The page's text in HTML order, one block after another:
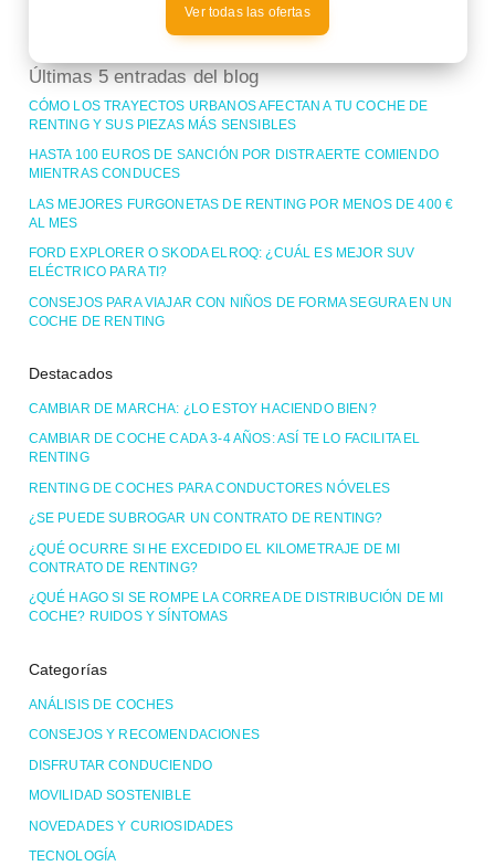
Ver todas las ofertas
Últimas 5 entradas del blog
CÓMO LOS TRAYECTOS URBANOS AFECTAN A TU COCHE DE
RENTING Y SUS PIEZAS MÁS SENSIBLES
HASTA 100 EUROS DE SANCIÓN POR DISTRAERTE COMIENDO
MIENTRAS CONDUCES
LAS MEJORES FURGONETAS DE RENTING POR MENOS DE 400 €
AL MES
FORD EXPLORER O SKODA ELROQ: ¿CUÁL ES MEJOR SUV
ELÉCTRICO PARA TI?
CONSEJOS PARA VIAJAR CON NIÑOS DE FORMA SEGURA EN UN
COCHE DE RENTING
Destacados
CAMBIAR DE MARCHA: ¿LO ESTOY HACIENDO BIEN?
CAMBIAR DE COCHE CADA 3-4 AÑOS: ASÍ TE LO FACILITA EL
RENTING
RENTING DE COCHES PARA CONDUCTORES NÓVELES
¿SE PUEDE SUBROGAR UN CONTRATO DE RENTING?
¿QUÉ OCURRE SI HE EXCEDIDO EL KILOMETRAJE DE MI
CONTRATO DE RENTING?
¿QUÉ HAGO SI SE ROMPE LA CORREA DE DISTRIBUCIÓN DE MI
COCHE? RUIDOS Y SÍNTOMAS
Categorías
ANÁLISIS DE COCHES
CONSEJOS Y RECOMENDACIONES
DISFRUTAR CONDUCIENDO
MOVILIDAD SOSTENIBLE
NOVEDADES Y CURIOSIDADES
TECNOLOGÍA